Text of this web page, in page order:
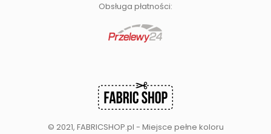
© 2021, FABRICSHOP.pl - Miejsce pełne koloru
Obsługa płatności: